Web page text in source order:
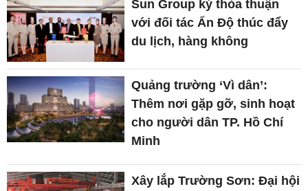
Sun Group ký thỏa thuận
với đối tác Ấn Độ thúc đẩy
du lịch, hàng không
Quảng trường ‘Vì dân’:
Thêm nơi gặp gỡ, sinh hoạt
cho người dân TP. Hồ Chí
Minh
Xây lắp Trường Sơn: Đại hội